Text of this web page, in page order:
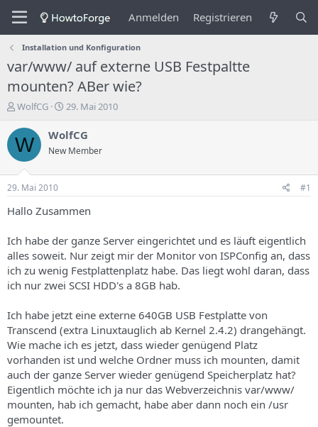
Anmelden Registrieren
Installation und Konfiguration
var/www/ auf externe USB Festpaltte
mounten? ABer wie?
E
s
t
e
e
r
s
T
h
e
a
s
WolfCG
E
s
e
n
d
a
t
u
29. Mai 2010
W WolfCG
New Member
29. Mai 2010 #1
Hallo Zusammen
Ich habe der ganze Server eingerichtet und es läuft eigentlich
alles soweit. Nur zeigt mir der Monitor von ISPConfig an, dass
ich zu wenig Festplattenplatz habe. Das liegt wohl daran, dass
ich nur zwei SCSI HDD's a 8GB hab.
Ich habe jetzt eine externe 640GB USB Festplatte von
Transcend (extra Linuxtauglich ab Kernel 2.4.2) drangehängt.
Wie mache ich es jetzt, dass wieder genügend Platz
vorhanden ist und welche Ordner muss ich mounten, damit
auch der ganze Server wieder genügend Speicherplatz hat?
Eigentlich möchte ich ja nur das Webverzeichnis var/www/
mounten, hab ich gemacht, habe aber dann noch ein /usr
gemountet.